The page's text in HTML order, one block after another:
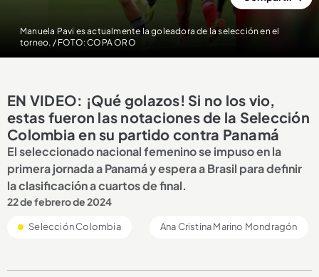
Manuela Pavi es actualmente la goleadora de la selección en el
torneo. / FOTO: COPA ORO
EN VIDEO: ¡Qué golazos! Si no los vio,
estas fueron las notaciones de la Selección
Colombia en su partido contra Panamá
El seleccionado nacional femenino se impuso en la
primera jornada a Panamá y espera a Brasil para definir
la clasificación a cuartos de final.
22 de febrero de 2024
Selección Colombia Ana Cristina Marino Mondragón